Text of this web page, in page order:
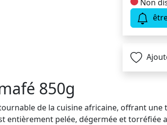
Non
850g
de la cuisine africaine, offrant
entièrement pelée, dégermée et